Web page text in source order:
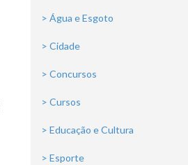
> Água e Esgoto
> Cidade
> Concursos
> Cursos
> Educação e Cultura
> Esporte